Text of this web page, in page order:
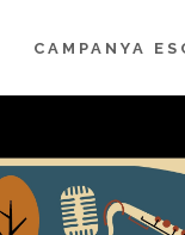
CAMPANYA